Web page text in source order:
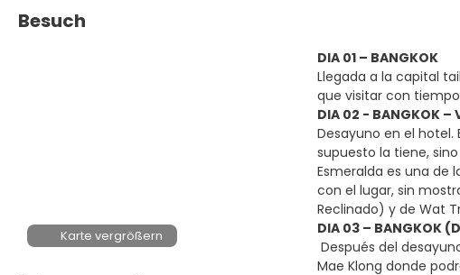
Besuch
Karte vergrößern
DIA 01 – BANGKOK
Llegada a la capital
que visitar con
DIA 02 - BANGKOK –
Desayuno en el hotel.
supuesto la tiene,
Esmeralda es una de
con el lugar, sin
Reclinado) y de Wat
DIA 03 – BANGKOK
Después del
Mae Klong donde